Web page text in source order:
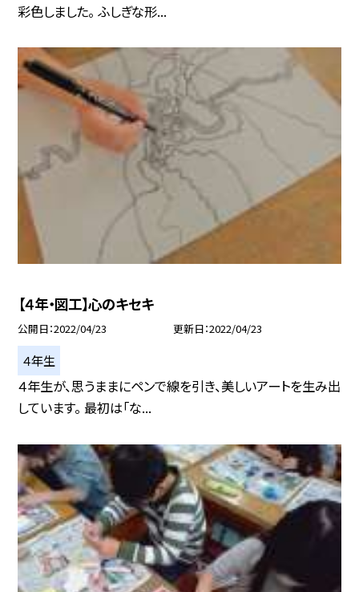
彩色しました。 ふしぎな形...
【４年・図工】心のキセキ
公開日 2022/04/23 更新日 2022/04/23
４年生
４年生が、思うままにペンで線を引き、美しいアートを生み出
しています。 最初は「な...